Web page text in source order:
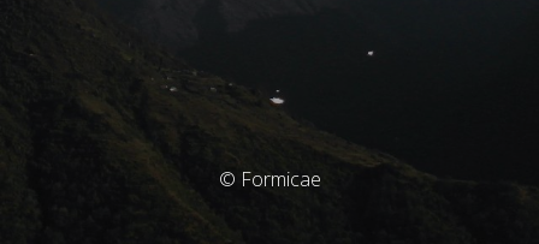
© Formicae